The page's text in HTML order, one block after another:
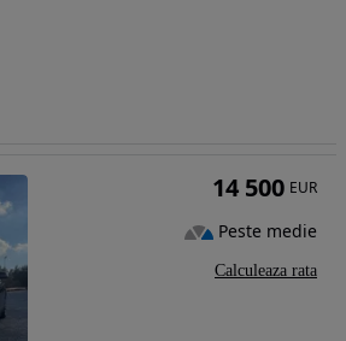
14 500 EUR
Peste medie
Calculeaza rata